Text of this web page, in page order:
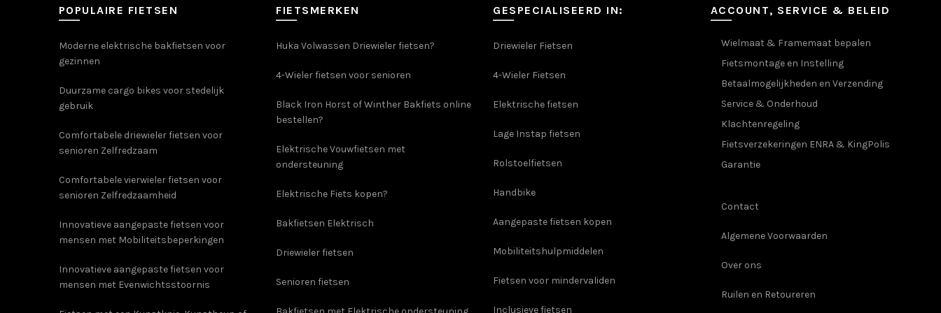
de
POPULAIRE FIETSEN
Moderne elektrische bakfietsen voor
gezinnen
Duurzame cargo bikes voor stedelijk
gebruik
Comfortabele driewieler fietsen voor
senioren Zelfredzaam
Comfortabele vierwieler fietsen voor
senioren Zelfredzaamheid
Innovatieve aangepaste fietsen voor
mensen met Mobiliteitsbeperkingen
Innovatieve aangepaste fietsen voor
mensen met Evenwichtsstoornis
FIETSMERKEN
Huka Volwassen Driewieler fietsen?
4-Wieler fietsen voor senioren
Black Iron Horst of Winther Bakfiets online
bestellen?
Elektrische Vouwfietsen met
ondersteuning
Elektrische Fiets kopen?
Bakfietsen Elektrisch
Driewieler fietsen
Senioren fietsen
GESPECIALISEERD IN:
Driewieler Fietsen
4-Wieler Fietsen
Elektrische fietsen
Lage Instap fietsen
Rolstoelfietsen
Handbike
Aangepaste fietsen kopen
Mobiliteitshulpmiddelen
Fietsen voor mindervaliden
Inclusieve fietsen
ACCOUNT, SERVICE & BELEID
Wielmaat & Framemaat bepalen
Fietsmontage en Instelling
Betaalmogelijkheden en Verzending
Service & Onderhoud
Klachtenregeling
Fietsverzekeringen ENRA & KingPolis
Garantie
Contact
Algemene Voorwaarden
Over ons
Ruilen en Retoureren